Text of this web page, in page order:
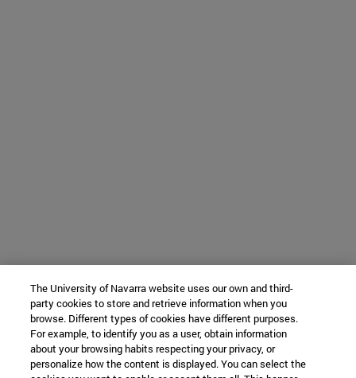
The University of Navarra website uses our own and third-
party cookies to store and retrieve information when you
browse. Different types of cookies have different purposes.
For example, to identify you as a user, obtain information
about your browsing habits respecting your privacy, or
personalize how the content is displayed. You can select the